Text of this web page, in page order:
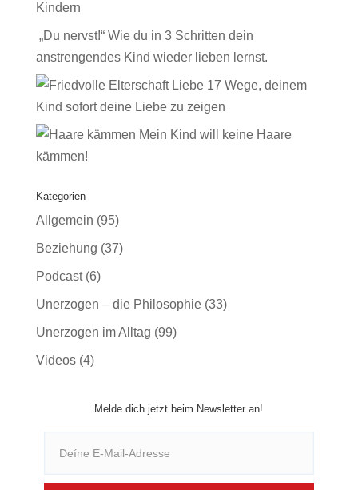
Kindern
„Du nervst!“ Wie du in 3 Schritten dein
anstrengendes Kind wieder lieben lernst.
17 Wege, deinem
Kind sofort deine Liebe zu zeigen
Mein Kind will keine Haare
kämmen!
Kategorien
Allgemein (95)
Beziehung (37)
Podcast(6)
Unerzogen – die Philosophie(33)
Unerzogen im Alltag (99)
Videos(4)
Melde dich jetzt beim Newsletter an!